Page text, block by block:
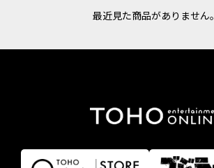
最近見た商品がありません。